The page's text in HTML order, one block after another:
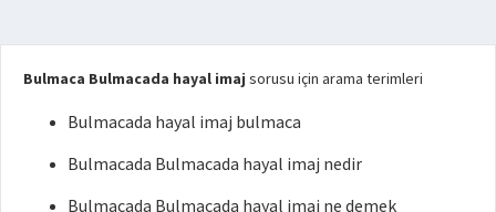
Bulmaca Bulmacada hayal imaj sorusu için arama terimleri
Bulmacada hayal imaj bulmaca
Bulmacada Bulmacada hayal imaj nedir
Bulmacada Bulmacada hayal imaj ne demek